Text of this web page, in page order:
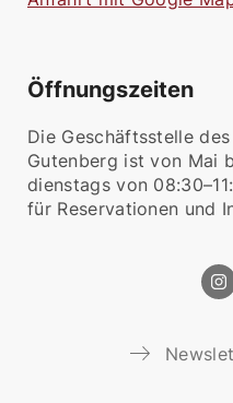
Öffnungszeiten
Die Geschäftsstelle
Gutenberg ist von Mai
dienstags von
für Reservationen und